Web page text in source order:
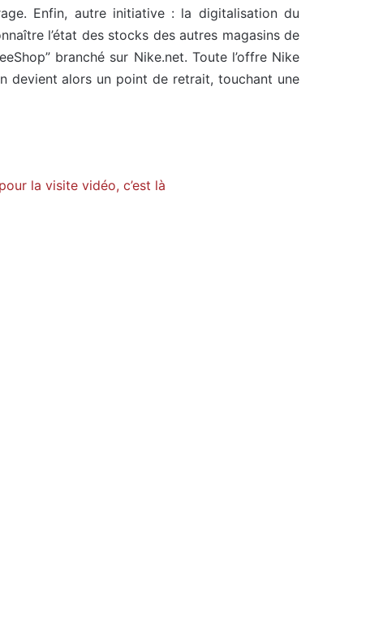
Enfin, autre initiative : la digitalisation du
l’état des stocks des autres magasins de
branché sur Nike.net. Toute l’offre Nike
devient alors un point de retrait, touchant une
la visite vidéo, c’est là